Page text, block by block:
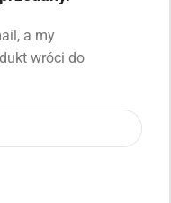
a my
wróci do